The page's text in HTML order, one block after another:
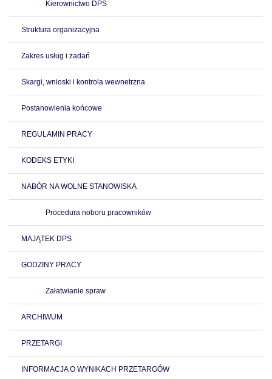
Kierownictwo DPS
Struktura organizacyjna
Zakres usług i zadań
Skargi, wnioski i kontrola wewnetrzna
Postanowienia końcowe
REGULAMIN PRACY
KODEKS ETYKI
NABÓR NA WOLNE STANOWISKA
Procedura noboru pracowników
MAJĄTEK DPS
GODZINY PRACY
Załatwianie spraw
ARCHIWUM
PRZETARGI
INFORMACJA O WYNIKACH PRZETARGÓW